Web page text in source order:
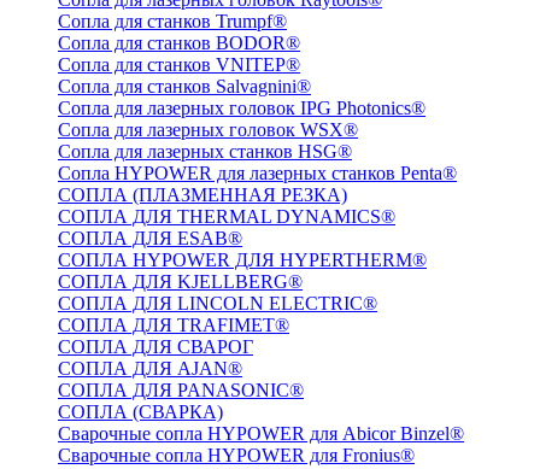
Сопла для станков Trumpf®
Сопла для станков BODOR®
Сопла для станков VNITEP®
Сопла для станков Salvagnini®
Сопла для лазерных головок IPG Photonics®
Сопла для лазерных головок WSX®
Сопла для лазерных станков HSG®
Сопла HYPOWER для лазерных станков Penta®
СОПЛА (ПЛАЗМЕННАЯ РЕЗКА)
СОПЛА ДЛЯ THERMAL DYNAMICS®
СОПЛА ДЛЯ ESAB®
СОПЛА HYPOWER ДЛЯ HYPERTHERM®
СОПЛА ДЛЯ KJELLBERG®
СОПЛА ДЛЯ LINCOLN ELECTRIC®
СОПЛА ДЛЯ TRAFIMET®
СОПЛА ДЛЯ СВАРОГ
СОПЛА ДЛЯ AJAN®
СОПЛА ДЛЯ PANASONIC®
СОПЛА (СВАРКА)
Сварочные сопла HYPOWER для Abicor Binzel®
Сварочные сопла HYPOWER для Fronius®